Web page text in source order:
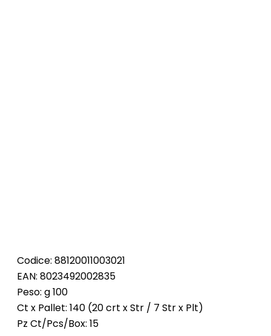
Codice: 88120011003021
EAN: 8023492002835
Peso: g 100
Ct x Pallet: 140 (20 crt x Str / 7 Str x Plt)
Pz Ct/Pcs/Box: 15